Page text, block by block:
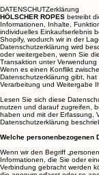
DATENSCHUTZerklärung
HÖLSCHER ROPES betreibt
Informationen, Inhalte,
individuelles Einkaufserlebnis
Shopify, wodurch wir in der
Datenschutzerklärung wird
oder weitergeben, wenn Sie
Transaktion unter
Wenn es einen Konflikt
Datenschutzerklärung gibt, hat
Verarbeitung und Weitergabe
Lesen Sie sich diese
nutzen und darauf zugreifen,
haben und mit der Erfassung,
Datenschutzerklärung
Welche personenbezogenen